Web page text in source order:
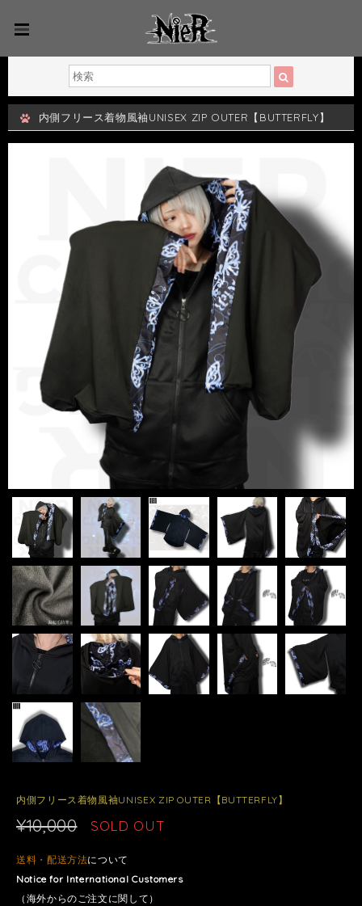
内側フリース着物風袖UNISEX ZIP OUTER【BUTTERFLY】
内側フリース着物風袖UNISEX ZIP OUTER【BUTTERFLY】
¥10,000 SOLD OUT
送料・配送方法について
Notice for International Customers
（海外からのご注文に関して）